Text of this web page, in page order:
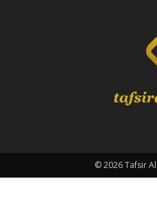
© 2026 Tafsir